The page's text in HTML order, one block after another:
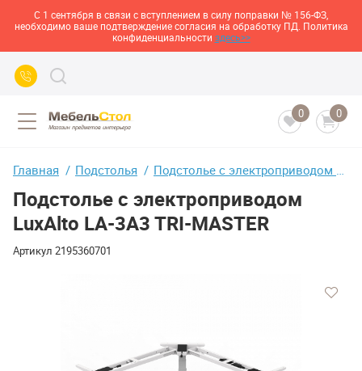
С 1 сентября в связи с вступлением в силу поправки № 156-ФЗ,
необходимо ваше подтверждение согласия на обработку ПД. Политика
конфиденциальности здесь>>
0 0
Главная Подстолья Подстолье с электроприводом LuxAlto LA-3A3 TRI-MASTER
Подстолье с электроприводом
LuxAlto LA-3A3 TRI-MASTER
Артикул 2195360701